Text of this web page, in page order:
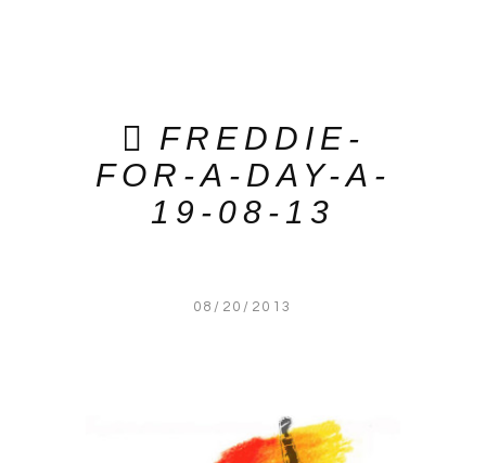
FREDDIE-
FOR-A-DAY-A-
19-08-13
08/20/2013